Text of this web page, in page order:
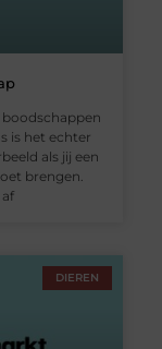
boodschappen
is het echter
als jij een
brengen.
DIEREN